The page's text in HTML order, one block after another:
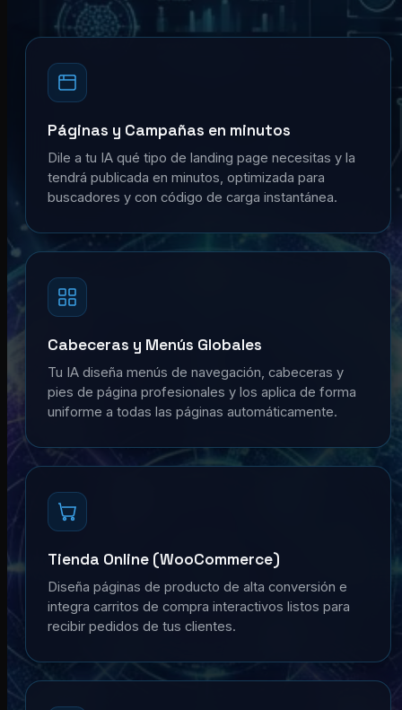
Páginas y Campañas en minutos
Dile a tu IA qué tipo de landing page necesitas y la
tendrá publicada en minutos, optimizada para
buscadores y con código de carga instantánea.
Cabeceras y Menús Globales
Tu IA diseña menús de navegación, cabeceras y
pies de página profesionales y los aplica de forma
uniforme a todas las páginas automáticamente.
Tienda Online (WooCommerce)
Diseña páginas de producto de alta conversión e
integra carritos de compra interactivos listos para
recibir pedidos de tus clientes.